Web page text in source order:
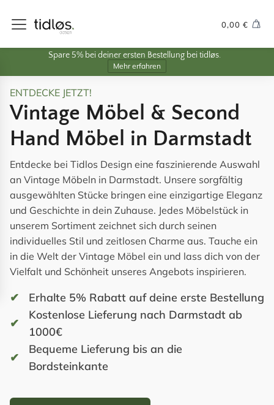
0,00 €
Spare 5% bei deiner ersten Bestellung bei tidløs.
Mehr erfahren
ENTDECKE JETZT!
Vintage Möbel & Second
Hand Möbel in Darmstadt
Entdecke bei Tidlos Design eine faszinierende Auswahl
an Vintage Möbeln in Darmstadt. Unsere sorgfältig
ausgewählten Stücke bringen eine einzigartige Eleganz
und Geschichte in dein Zuhause. Jedes Möbelstück in
unserem Sortiment zeichnet sich durch seinen
individuelles Stil und zeitlosen Charme aus. Tauche ein
in die Welt der Vintage Möbel ein und lass dich von der
Vielfalt und Schönheit unseres Angebots inspirieren.
Erhalte 5% Rabatt auf deine erste Bestellung
Kostenlose Lieferung nach Darmstadt ab
1000€
Bequeme Lieferung bis an die
Bordsteinkante